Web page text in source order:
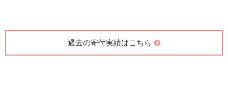
過去の寄付実績はこちら